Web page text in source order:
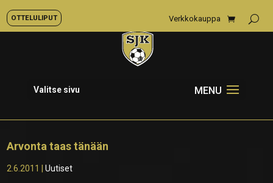
OTTELULIPUT Verkkokauppa
Valitse sivu
Arvonta taas tänään
2.6.2011 |Uutiset